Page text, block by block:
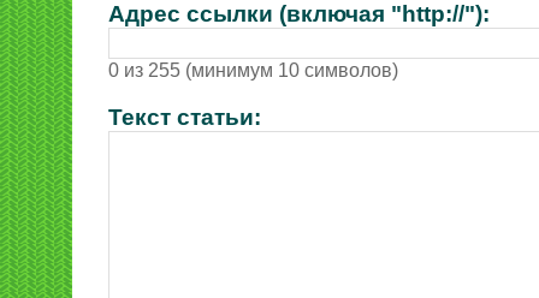
Адрес ссылки (включая "http://"):
0 из 255 (минимум 10 символов)
Текст статьи: